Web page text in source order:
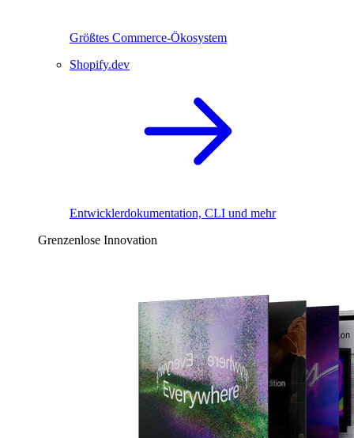
Größtes Commerce-Ökosystem
Shopify.dev
Entwicklerdokumentation, CLI und mehr
Grenzenlose Innovation